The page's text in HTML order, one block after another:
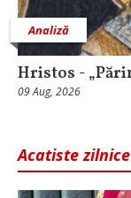
Analiză
Hristos -
09 Aug, 2026
Acatiste zilnice